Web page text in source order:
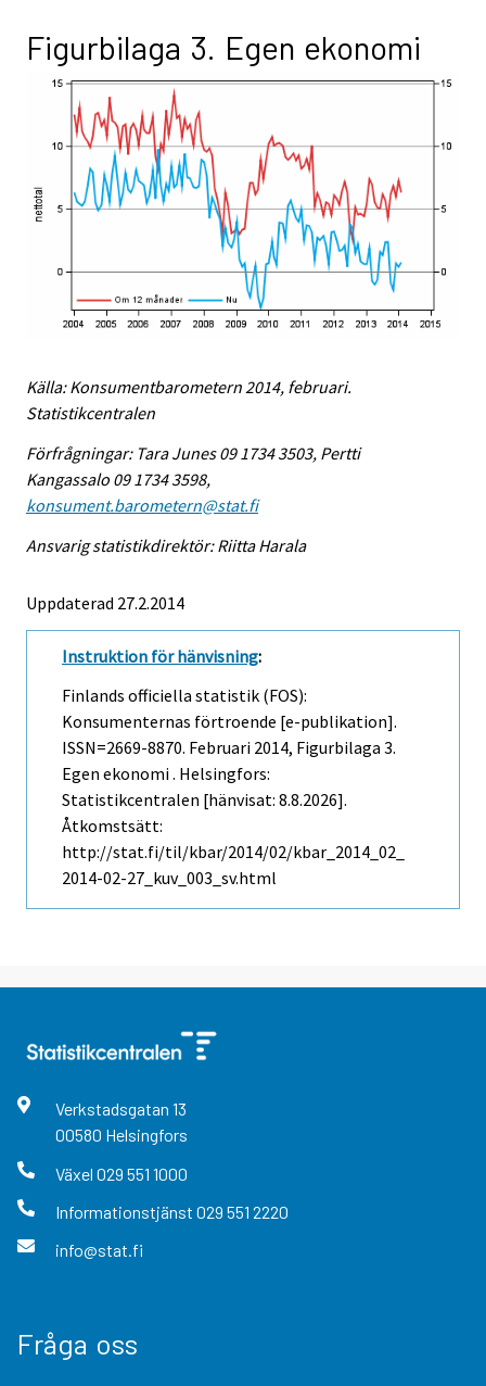
Figurbilaga 3. Egen ekonomi
Källa: Konsumentbarometern 2014, februari.
Statistikcentralen
Förfrågningar: Tara Junes 09 1734 3503, Pertti
Kangassalo 09 1734 3598,
konsument.barometern@stat.fi
Ansvarig statistikdirektör: Riitta Harala
Uppdaterad 27.2.2014
Instruktion för hänvisning:
Finlands officiella statistik (FOS):
Konsumenternas förtroende [e-publikation].
ISSN=2669-8870. Februari 2014, Figurbilaga 3.
Egen ekonomi . Helsingfors:
Statistikcentralen [hänvisat: 8.8.2026].
Åtkomstsätt:
http://stat.fi/til/kbar/2014/02/kbar_2014_02_
2014-02-27_kuv_003_sv.html
Verkstadsgatan 13
00580 Helsingfors
Växel 029 551 1000
Informationstjänst 029 551 2220
info@stat.fi
Fråga oss